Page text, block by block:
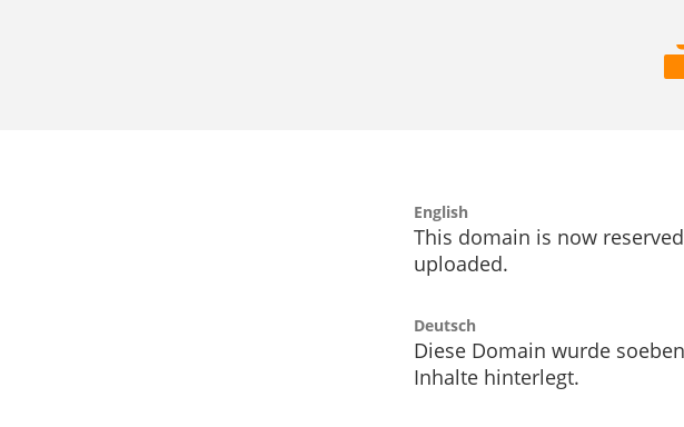
English
This domain is now
uploaded.
Deutsch
Diese Domain wurde
Inhalte hinterlegt.